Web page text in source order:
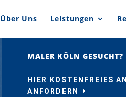
Über Uns Leistungen
MALER KÖLN GESUCHT?
HIER KOSTENFREIES
ANFORDERN